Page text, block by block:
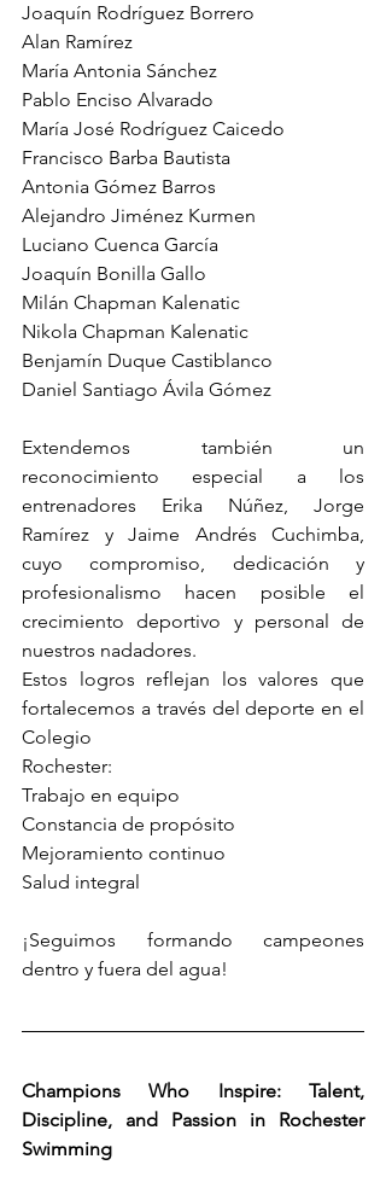
Joaquín Rodríguez Borrero
Alan Ramírez
María Antonia Sánchez
Pablo Enciso Alvarado
María José Rodríguez Caicedo
Francisco Barba Bautista
Antonia Gómez Barros
Alejandro Jiménez Kurmen
Luciano Cuenca García
Joaquín Bonilla Gallo
Milán Chapman Kalenatic
Nikola Chapman Kalenatic
Benjamín Duque Castiblanco
Daniel Santiago Ávila Gómez
Extendemos también un
reconocimiento especial a los
entrenadores Erika Núñez, Jorge
Ramírez y Jaime Andrés Cuchimba,
cuyo compromiso, dedicación y
profesionalismo hacen posible el
crecimiento deportivo y personal de
nuestros nadadores.
Estos logros reflejan los valores que
fortalecemos a través del deporte en el
Colegio
Rochester:
Trabajo en equipo
Constancia de propósito
Mejoramiento continuo
Salud integral
¡Seguimos formando campeones
dentro y fuera del agua!
Champions Who Inspire: Talent,
Discipline, and Passion in Rochester
Swimming